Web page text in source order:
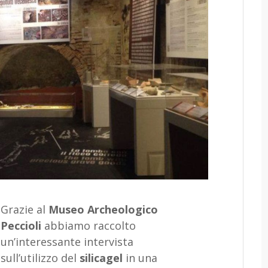
Grazie al Museo Archeologico
Peccioli abbiamo raccolto
un’interessante intervista
sull’utilizzo del silicagel in una